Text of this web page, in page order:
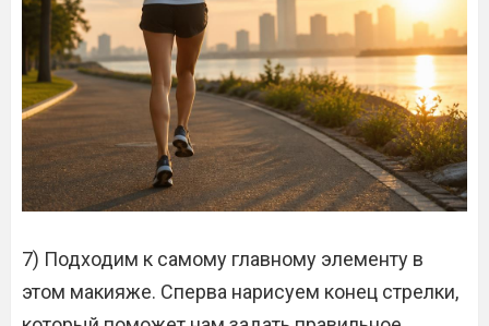
7) Подходим к самому главному элементу в
этом макияже. Сперва нарисуем конец стрелки,